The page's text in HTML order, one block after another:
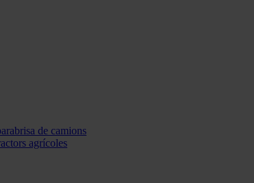
de camions
agrícoles